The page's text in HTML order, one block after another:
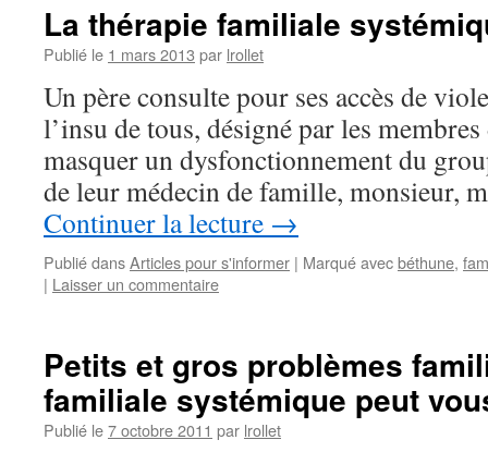
La thérapie familiale
Publié le 1 mars 2013 par lrollet
Un père consulte pour ses accès de
l’insu de tous, désigné par les
masquer un dysfonctionnement du
de leur médecin de famille, monsieur,
Continuer la lecture →
Publié dansArticles pour s'informer | Marqué avecbéthune,
| Laisser un commentaire
Petits et gros problèmes
familiale systémique peut
Publié le7 octobre 2011 par lrollet